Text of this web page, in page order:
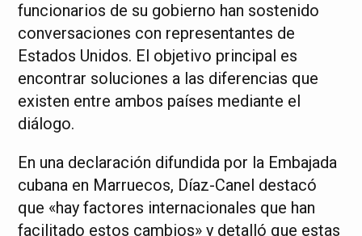
funcionarios de su gobierno han sostenido
conversaciones con representantes de
Estados Unidos. El objetivo principal es
encontrar soluciones a las diferencias que
existen entre ambos países mediante el
diálogo.
En una declaración difundida por la Embajada
cubana en Marruecos, Díaz-Canel destacó
que «hay factores internacionales que han
facilitado estos cambios» y detalló que estas